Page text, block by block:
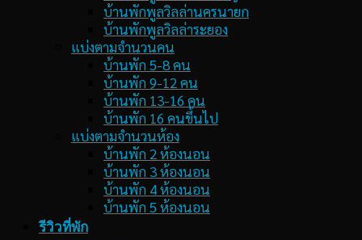
บ้านพักพูลวิลล่านครนายก
บ้านพักพูลวิลล่าระยอง
แบ่งตามจำนวนคน
บ้านพัก 5-8 คน
บ้านพัก 9-12 คน
บ้านพัก 13-16 คน
บ้านพัก 16 คนขึ้นไป
แบ่งตามจำนวนห้อง
บ้านพัก 2 ห้องนอน
บ้านพัก 3 ห้องนอน
บ้านพัก 4 ห้องนอน
บ้านพัก 5 ห้องนอน
รีวิวที่พัก